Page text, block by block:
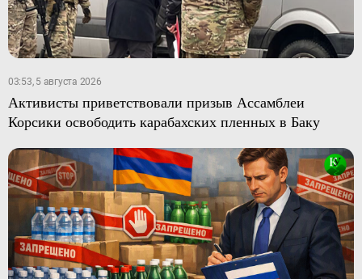
03:53, 5 августа 2026
Активисты приветствовали призыв Ассамблеи
Корсики освободить карабахских пленных в Баку